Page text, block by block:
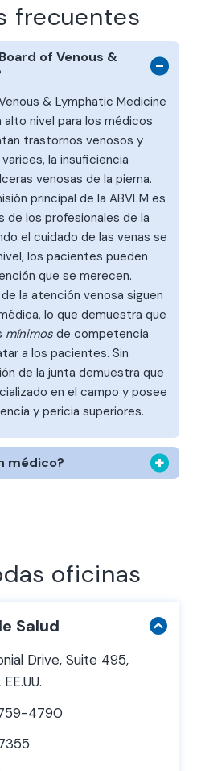
frecuentes
of Venous &
& Lymphatic Medicine
nivel para los médicos
trastornos venosos y
la insuficiencia
venosas de la pierna.
principal de la ABVLM es
de los profesionales de la
el cuidado de las venas se
los pacientes pueden
que se merecen.
la atención venosa siguen
lo que demuestra que
mínimos de competencia
a los pacientes. Sin
de la junta demuestra que
en el campo y posee
y pericia superiores.
médico?
oficinas
Salud
Drive, Suite 495,
4790